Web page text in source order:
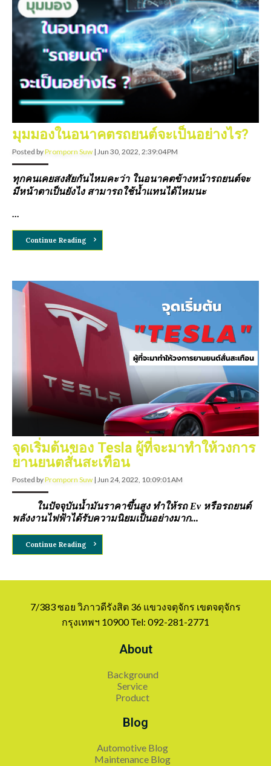
มุมมองในอนาคตรถยนต์จะเป็นอย่างไร?
Posted byPromporn Suw | Jun 30, 2022, 2:39:04 PM
ทุกคนเคยสงสัยกันไหมคะว่า ในอนาคตข้างหน้ารถยนต์จะ
มีหน้าตาเป็นยังไง สามารถใช้น้ำแทนได้ไหมนะ
...
Continue Reading
จุดเริ่มต้นของ Tesla ผู้ที่จะมาทำให้วงการ
ยานยนตสั่นสะเทือน
Posted byPromporn Suw | Jun 24, 2022, 10:09:01 AM
ในปัจจุบันน้ำมันราคาขึ้นสูง ทำให้รถ Ev หรือรถยนต์
พลังงานไฟฟ้าได้รับความนิยมเป็นอย่างมาก...
Continue Reading
7/383 ซอย วิภาวดีรังสิต 36 แขวงจตุจักร เขตจตุจักร
กรุงเทพฯ 10900 Tel: 092-281-2771
About
Background
Service
Product
Blog
Automotive Blog
Maintenance Blog